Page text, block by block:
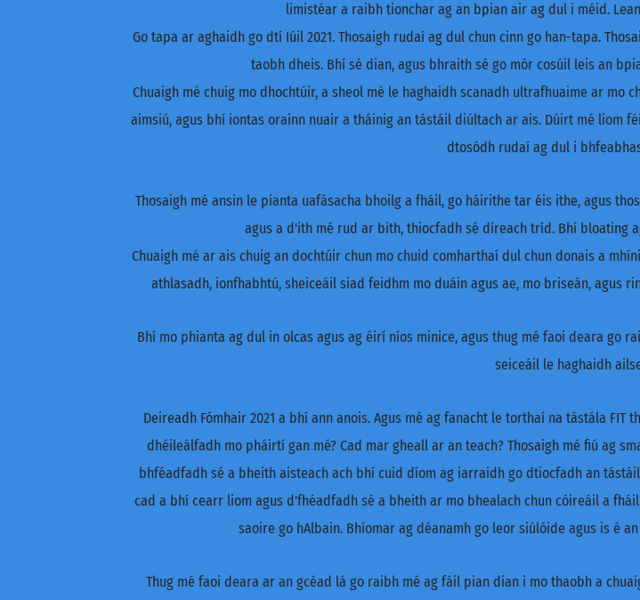
limistéar a raibh tionchar ag an bpian air ag dul i méid.
Go tapa ar aghaidh go dtí Iúil 2021. Thosaigh rudaí ag dul chun cinn go han-tapa.
taobh dheis. Bhí sé dian, agus bhraith sé go mór cosúil leis an
Chuaigh mé chuig mo dhochtúir, a sheol mé le haghaidh scanadh ultrafhuaime ar mo
aimsiú, agus bhí iontas orainn nuair a tháinig an tástáil diúltach ar ais. Dúirt mé liom
dtosódh rudaí ag dul i
Thosaigh mé ansin le pianta uafásacha bhoilg a fháil, go háirithe tar éis ithe, agus
agus a d'ith mé rud ar bith, thiocfadh sé díreach tríd. Bhí bloating
Chuaigh mé ar ais chuig an dochtúir chun mo chuid comharthaí dul chun donais a
athlasadh, ionfhabhtú, sheiceáil siad feidhm mo duáin agus ae, mo briseán, agus
Bhí mo phianta ag dul in olcas agus ag éirí níos minice, agus thug mé faoi deara go
seiceáil le haghaidh
Deireadh Fómhair 2021 a bhí ann anois. Agus mé ag fanacht le torthaí na tástála
dhéileálfadh mo pháirtí gan mé? Cad mar gheall ar an teach? Thosaigh mé fiú ag
bhféadfadh sé a bheith aisteach ach bhí cuid díom ag iarraidh go dtiocfadh an
cad a bhí cearr liom agus d'fhéadfadh sé a bheith ar mo bhealach chun cóireáil a
saoire go hAlbain. Bhíomar ag déanamh go leor siúlóide agus is é
Thug mé faoi deara ar an gcéad lá go raibh mé ag fáil pian dian i mo thaobh a